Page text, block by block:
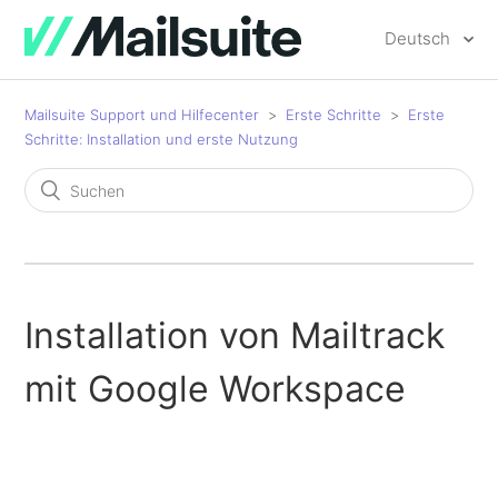
Deutsch
Mailsuite Support und Hilfecenter Erste Schritte
Erste
Schritte: Installation und erste Nutzung
Installation von Mailtrack
mit Google Workspace